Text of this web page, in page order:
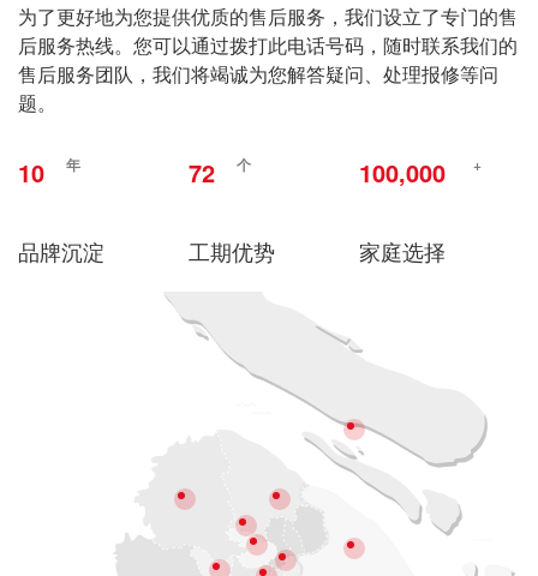
为了更好地为您提供优质的售后服务，我们设立了专门的售
后服务热线。您可以通过拨打此电话号码，随时联系我们的
售后服务团队，我们将竭诚为您解答疑问、处理报修等问
题。
10 年
品牌沉淀
72 个
工期优势
100,000 +
家庭选择